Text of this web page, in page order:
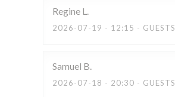
Regine L
2026-07-19 - 12:15 -
Samuel B
2026-07-18 - 20:30 -